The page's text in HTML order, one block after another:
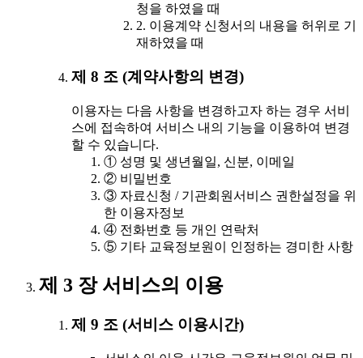
청을 하였을 때
2. 이용계약 신청서의 내용을 허위로 기
재하였을 때
제 8 조 (계약사항의 변경)
이용자는 다음 사항을 변경하고자 하는 경우 서비
스에 접속하여 서비스 내의 기능을 이용하여 변경
할 수 있습니다.
① 성명 및 생년월일, 신분, 이메일
② 비밀번호
③ 자료신청 / 기관회원서비스 권한설정을 위
한 이용자정보
④ 전화번호 등 개인 연락처
⑤ 기타 교육정보원이 인정하는 경미한 사항
제 3 장 서비스의 이용
제 9 조 (서비스 이용시간)